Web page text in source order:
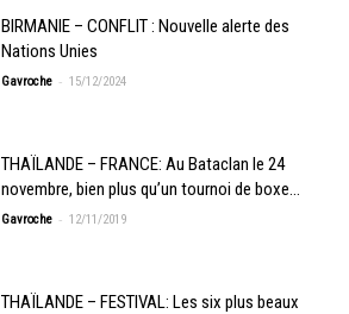
BIRMANIE – CONFLIT : Nouvelle alerte des
Nations Unies
Gavroche - 15/12/2024
THAÏLANDE – FRANCE: Au Bataclan le 24
novembre, bien plus qu’un tournoi de boxe…
Gavroche - 12/11/2019
THAÏLANDE – FESTIVAL: Les six plus beaux